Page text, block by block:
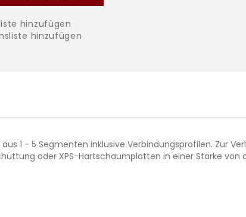
hinzufügen
hinzufügen
1 - 5 Segmenten inklusive Verbindungsprofilen. Zur
oder XPS-Hartschaumplatten in einer Stärke von